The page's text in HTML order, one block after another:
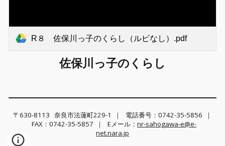
R８ 佐保川っ子のくらし（ルビなし）.pdf
佐保川っ子のくらし
〒630-8113 奈良市法蓮町229-1 ｜ 電話番号：0742-35-5856 ｜
FAX： 0742-35-5857 ｜ Eメール ： nr-sahogawa-e@e-
net.nara.jp